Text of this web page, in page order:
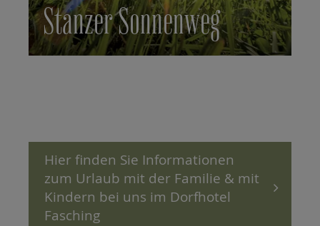
Stanzer Sonnenweg
Hier finden Sie Informationen
zum Urlaub mit der Familie & mit
Kindern bei uns im Dorfhotel
Fasching